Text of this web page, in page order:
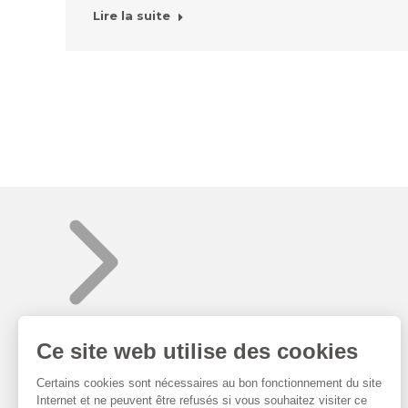
Lire la suite
Stratégie et consultance
Réseaux d’énergie thermique
Géothermie